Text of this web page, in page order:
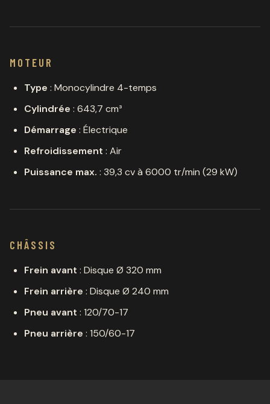
MOTEUR
Type : Monocylindre 4-temps
Cylindrée : 643,7 cm³
Démarrage : Électrique
Refroidissement : Air
Puissance max. : 39,3 cv à 6000 tr/min (29 kW)
CHÂSSIS
Frein avant : Disque Ø 320 mm
Frein arrière : Disque Ø 240 mm
Pneu avant : 120/70-17
Pneu arrière : 150/60-17